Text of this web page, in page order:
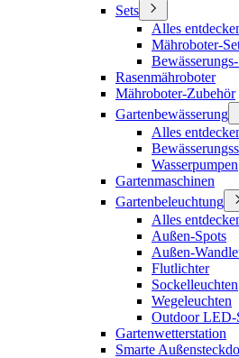
Sets
Alles
Mähroboter-
Rasenmähroboter
Mähroboter-Zubehör
Gartenbewässerung
Alles
Wasserpumpen
Gartenmaschinen
Gartenbeleuchtung
Alles
Außen-Spots
Außen-
Flutlichter
Sockelleuchten
Wegeleuchten
Outdoor LED-
Gartenwetterstation
Smarte